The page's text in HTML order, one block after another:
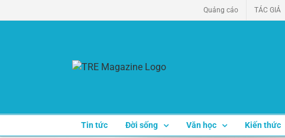
to
Quảng cáo TÁC GIẢ
Tin tức Đời sống Văn học Kiến thức